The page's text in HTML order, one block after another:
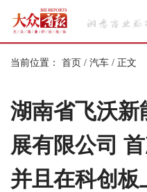
当前位置： 首页 / 汽车 / 正文
湖南省飞沃新
展有限公司
并且在科创板